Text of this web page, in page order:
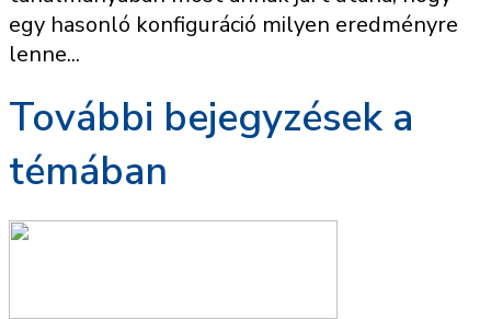
egy hasonló konfiguráció milyen eredményre
lenne...
További bejegyzések a
témában